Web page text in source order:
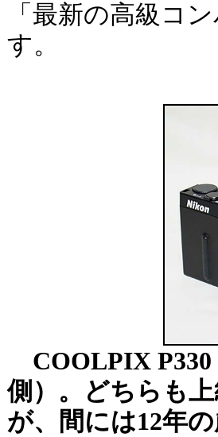
「最新の高級コ
す。
COOLPIX P330
側）。どちらも
が、間には12年